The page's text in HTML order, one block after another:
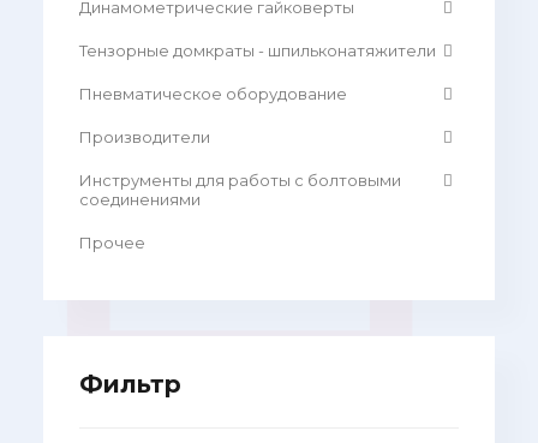
Динамометрические гайковерты
Тензорные домкраты - шпильконатяжители
Пневматическое оборудование
Производители
Инструменты для работы с болтовыми
соединениями
Прочее
Фильтр